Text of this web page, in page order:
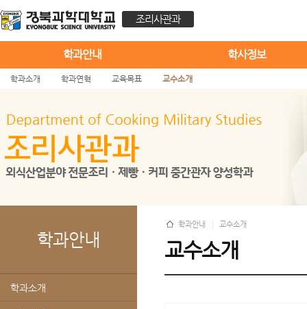
조리사관과
학과안내
학과소개 학과연혁 교육목표 교수소개
학사정보
학과안내
학과소개
학과안내 교수소개
교수소개